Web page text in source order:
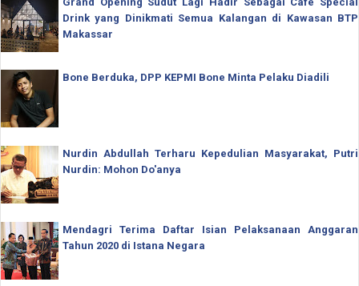
Drink yang Dinikmati Semua Kalangan di Kawasan BTP
Makassar
Bone Berduka, DPP KEPMI Bone Minta Pelaku Diadili
Nurdin Abdullah Terharu Kepedulian Masyarakat, Putri
Nurdin: Mohon Do'anya
Mendagri Terima Daftar Isian Pelaksanaan Anggaran
Tahun 2020 di Istana Negara